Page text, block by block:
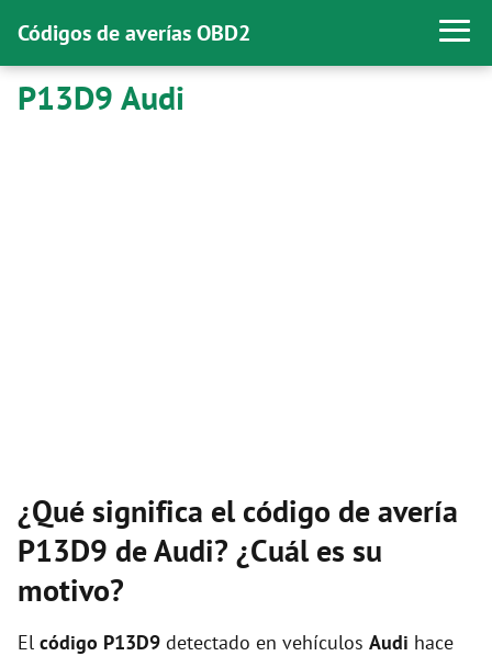
Códigos de averías OBD2
P13D9 Audi
¿Qué significa el código de avería
P13D9 de Audi? ¿Cuál es su
motivo?
El código P13D9 detectado en vehículos Audi hace